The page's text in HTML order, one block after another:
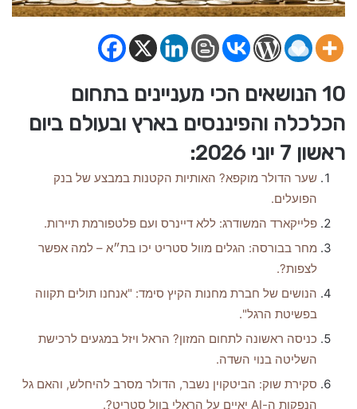
10 הנושאים הכי מעניינים בתחום
הכלכלה והפיננסים בארץ ובעולם ביום
ראשון 7 יוני 2026:
שער הדולר מוקפא? האותיות הקטנות במבצע של בנק
הפועלים.
פלייקארד המשודרג: ללא דיינרס ועם פלטפורמת תיירות.
מחר בבורסה: הגלים מוול סטריט יכו בת״א – למה אפשר
לצפות?.
הנושים של חברת מחנות הקיץ סימד: "אנחנו תולים תקווה
בפשיטת הרגל".
כניסה ראשונה לתחום המזון? הראל ויזל במגעים לרכישת
השליטה בנוי השדה.
סקירת שוק: הביטקוין נשבר, הדולר מסרב להיחלש, והאם גל
הנפקות ה-AI יאיים על הראלי בוול סטריט?.